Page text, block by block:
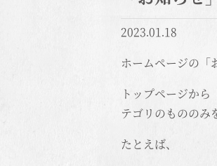
2023.01.18
ホームページの「
トップページか
テゴリのもののみ
たとえば、